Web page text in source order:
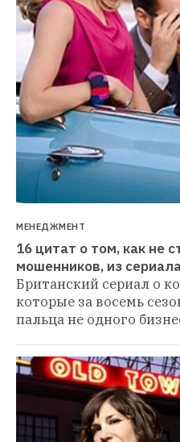
МЕНЕДЖМЕНТ
16 цитат о том, как не
мошенников, из
Британский сериал о
которые за восемь
пальца не одного